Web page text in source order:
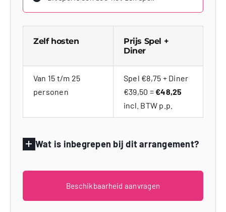
Zelf hosten
Prijs Spel +
Diner
Van 15 t/m 25
personen
Spel €8,75 + Diner
€39,50 =€48,25
incl. BTW p.p.
Wat is inbegrepen bij dit arrangement?
Beschikbaarheid aanvragen